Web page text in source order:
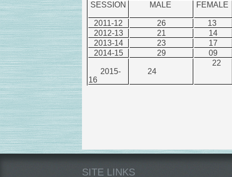
SESSION
MALE FEMALE
2011-12 26 13
2012-13
21 14
2013-14
23 17
2014-15
29 09
2015-
16
24
22
SITE LINKS